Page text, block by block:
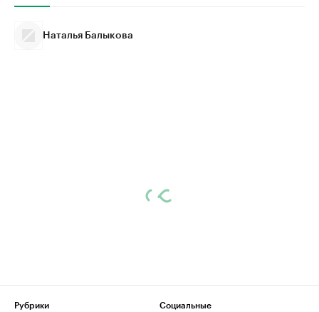
Наталья Балыкова
Рубрики
Социальные